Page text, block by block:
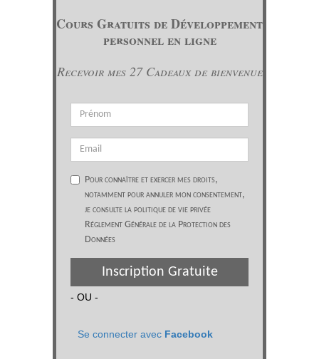
Cours Gratuits de Développement
personnel en ligne
Recevoir mes 27 Cadeaux de bienvenue
Pour connaître et exercer mes droits,
notamment pour annuler mon consentement,
je consulte la politique de vie privée
Réglement Générale de la Protection des
Données
Inscription Gratuite
- OU -
Se connecter avec Facebook